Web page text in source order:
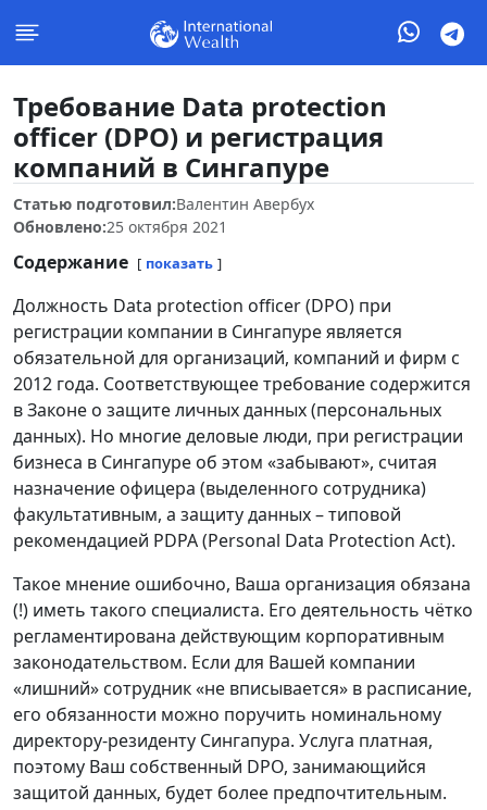
Требование Data protection
officer (DPO) и регистрация
компаний в Сингапуре
Статью подготовил:Валентин Авербух
Обновлено:25 октября 2021
Содержание показать
Должность Data protection officer (DPO) при
регистрации компании в Сингапуре является
обязательной для организаций, компаний и фирм с
2012 года. Соответствующее требование содержится
в Законе о защите личных данных (персональных
данных). Но многие деловые люди, при регистрации
бизнеса в Сингапуре об этом «забывают», считая
назначение офицера (выделенного сотрудника)
факультативным, а защиту данных – типовой
рекомендацией PDPA (Personal Data Protection Act).
Такое мнение ошибочно, Ваша организация обязана
(!) иметь такого специалиста. Его деятельность чётко
регламентирована действующим корпоративным
законодательством. Если для Вашей компании
«лишний» сотрудник «не вписывается» в расписание,
его обязанности можно поручить номинальному
директору-резиденту Сингапура. Услуга платная,
поэтому Ваш собственный DPO, занимающийся
защитой данных, будет более предпочтительным.